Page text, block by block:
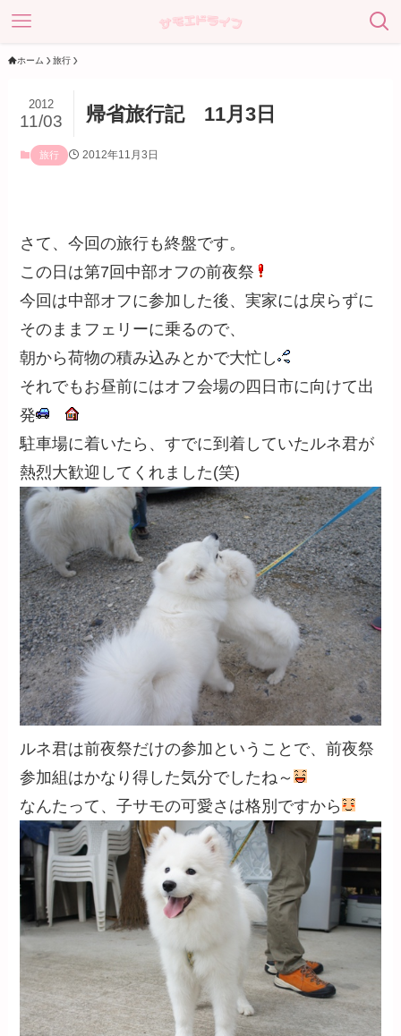
ホーム 旅行
帰省旅行記 11月3日
2012
11/03
旅行 2012年11月3日
さて、今回の旅行も終盤です。
この日は第7回中部オフの前夜祭
今回は中部オフに参加した後、実家には戻らずに
そのままフェリーに乗るので、
朝から荷物の積み込みとかで大忙し
それでもお昼前にはオフ会場の四日市に向けて出
発
駐車場に着いたら、すでに到着していたルネ君が
熱烈大歓迎してくれました(笑)
ルネ君は前夜祭だけの参加ということで、前夜祭
参加組はかなり得した気分でしたね～
なんたって、子サモの可愛さは格別ですから